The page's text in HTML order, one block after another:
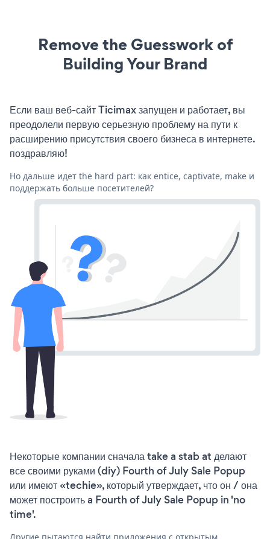
Remove the Guesswork of
Building Your Brand
Если ваш веб-сайт Ticimax запущен и работает, вы
преодолели первую серьезную проблему на пути к
расширению присутствия своего бизнеса в интернете.
поздравляю!
Но дальше идет the hard part: как entice, captivate, make и
поддержать больше посетителей?
Некоторые компании сначала take a stab at делают
все своими руками (diy) Fourth of July Sale Popup
или имеют «techie», который утверждает, что он / она
может построить a Fourth of July Sale Popup in 'no
time'.